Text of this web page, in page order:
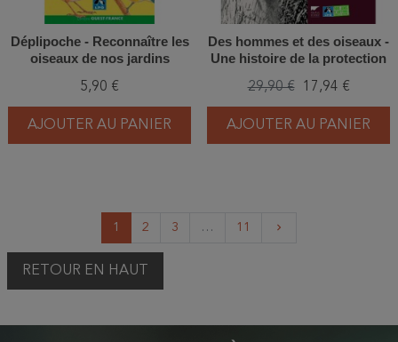
Déplipoche - Reconnaître les
oiseaux de nos jardins
5,90 €
AJOUTER AU PANIER
Des hommes et des oiseaux -
Une histoire de la protection
29,90 € 17,94 €
AJOUTER AU PANIER
1 2 3 … 11 keyboard_arrow_right
RETOUR EN HAUT